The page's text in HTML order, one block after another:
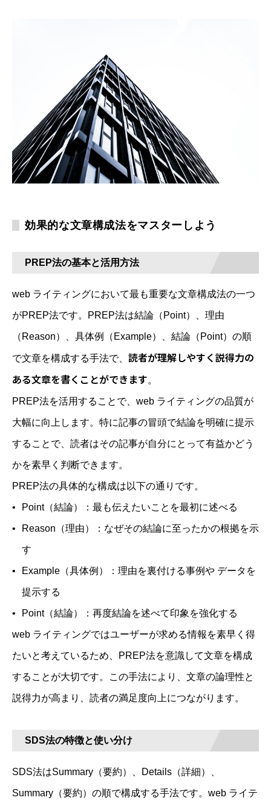
効果的な文章構成法をマスターしよう
PREP法の基本と活用方法
web ライティングにおいて最も重要な文章構成法の一つ
がPREP法です。PREP法は結論（Point）、理由
（Reason）、具体例（Example）、結論（Point）の順
で文章を構成する手法で、 読者が理解しやすく説得力の
ある文章を書くことができます。
PREP法を活用することで、web ライティングの品質が
大幅に向上します。特に記事の冒頭で結論を明確に提示
することで、読者はその記事が自分にとって有益かどう
かを素早く判断できます。
PREP法の具体的な構成は以下の通りです。
Point（結論）：最も伝えたいことを最初に述べる
Reason（理由）：なぜその結論に至ったかの根拠を示
す
Example（具体例）：理由を裏付ける事例や データを
提示する
Point（結論）：再度結論を述べて印象を強化する
web ライティングではユーザーが求める情報を素早く得
たいと考えているため、PREP法を意識して文章を構成
することが大切です。この手法により、文章の論理性と
説得力が高まり、読者の満足度向上につながります。
SDS法の特徴と使い分け
SDS法はSummary（要約）、Details（詳細）、
Summary（要約）の順で構成する手法です。web ライテ